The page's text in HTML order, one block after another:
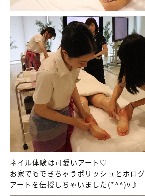
ネイル体験は可愛いアート♡
お家でもできちゃうポリッシュとホロ
アートを伝授しちゃいました(*^^)v♪